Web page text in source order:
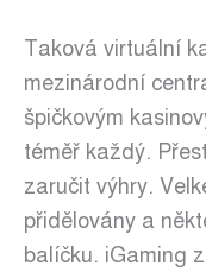
Taková virtuální
mezinárodní
špičkovým
téměř každý.
zaručit výhry.
přidělovány a
balíčku. iGaming